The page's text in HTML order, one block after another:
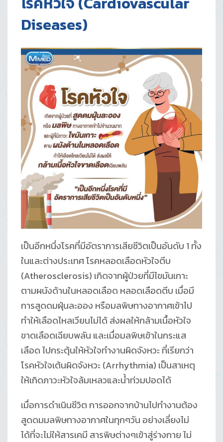
Diseases)
เป็นอีกหนึ่งโรคที่มีอัตราการเสียชีวิตเป็นอันดับ 1 ทั้ง
ในและต่างประเทศ โรคหลอดเลือดหัวใจตีบ
(Atherosclerosis) เกิดจากผู้ป่วยที่มีไขมันเกาะ
ตามผนังด้านในหลอดเลือด หลอดเลือดตีบ เมื่อมี
การสูดดมฝุ่นละออง หรือมลพิษทางอากาศเข้าไป
ทำให้เลือดไหลเวียนไม่ได้ ส่งผลให้กล้ามเนื้อหัวใจ
ขาดเลือดเฉียบพลัน และเมื่อมลพิษเข้าในกระแส
เลือด ไปกระตุ้นให้หัวใจทำงานผิดจังหวะ ที่เรียกว่า
โรคหัวใจเต้นผิดจังหวะ (Arrhythmia) เป็นสาเหตุ
ให้เกิดภาวะหัวใจล้มเหลวและน้ำท่วมปอดได้
เมื่อการดำเนินชีวิต การออกจากบ้านไปทำงานต้อง
สูดดมมลพิษทางอากาศในทุกๆวัน อย่างเลี่ยงไม่
ได้ที่จะไม่ให้สารเคมี สารพิษต่างๆเข้าสู่ร่างกาย ไม่